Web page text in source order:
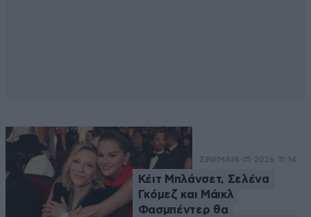
ΣΙΝΕΜΑ 18·05·2026 15:14
Κέιτ Μπλάνσετ, Σελένα
Γκόμεζ και Μάικλ
Φασμπέντερ θα